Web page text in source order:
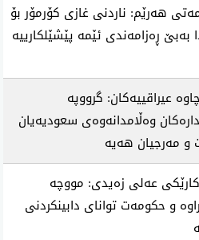
هەرێم: ناردنی غازی کۆرمۆر بۆ
بەبێ ڕەزامەندی ئێمە پێشێلکارییە
عیراقییەکان: گرووپە
وەڵامدانەوەی سعودیەیان
و مەرجیان هەیە
عەلی زەیدی: مووچە
و حکومەت توانای دابینکردنی